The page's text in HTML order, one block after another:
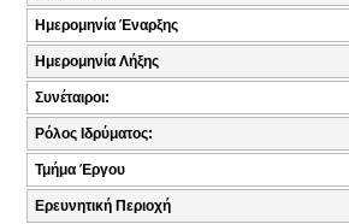
Ημερομηνία Έναρξης
Ημερομηνία Λήξης
Συνέταιροι:
Ρόλος Ιδρύματος:
Τμήμα Έργου
Ερευνητική Περιοχή